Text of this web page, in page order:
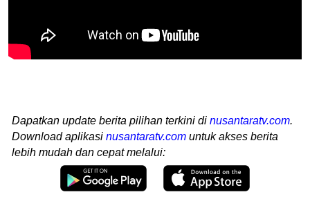
Dapatkan update berita pilihan terkini di nusantaratv.com.
Download aplikasi nusantaratv.com untuk akses berita
lebih mudah dan cepat melalui: